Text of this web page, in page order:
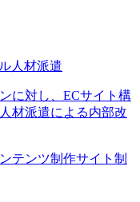
人材派遣
に対し、ECサイト構
材派遣による内部改
テンツ制作サイト制